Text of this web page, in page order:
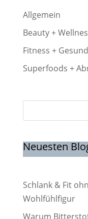
Allgemein
Beauty +
Fitness +
Superfoods +
Neuesten
Schlank & Fit
Wohlfühlfigur
Warum